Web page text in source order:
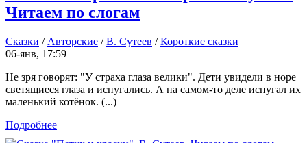
Читаем по слогам
Сказки / Авторские /В. Сутеев /Короткие сказки
06-янв, 17:59
Не зря говорят: "У страха глаза велики". Дети увидели в норе
светящиеся глаза и испугались. А на самом-то деле испугал их
маленький котёнок. (...)
Подробнее